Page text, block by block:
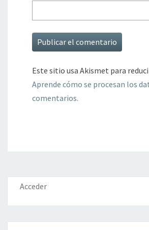
Este sitio usa Akismet para
Aprende cómo se procesan los
comentarios.
Acceder